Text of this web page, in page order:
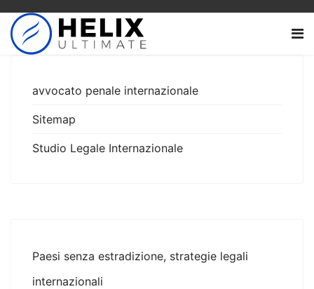
avvocato penale internazionale
Sitemap
Studio Legale Internazionale
Paesi senza estradizione, strategie legali
internazionali